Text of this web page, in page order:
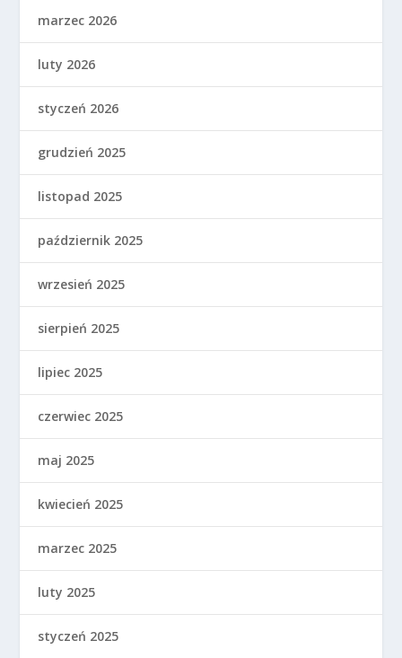
marzec 2026
luty 2026
styczeń 2026
grudzień 2025
listopad 2025
październik 2025
wrzesień 2025
sierpień 2025
lipiec 2025
czerwiec 2025
maj 2025
kwiecień 2025
marzec 2025
luty 2025
styczeń 2025